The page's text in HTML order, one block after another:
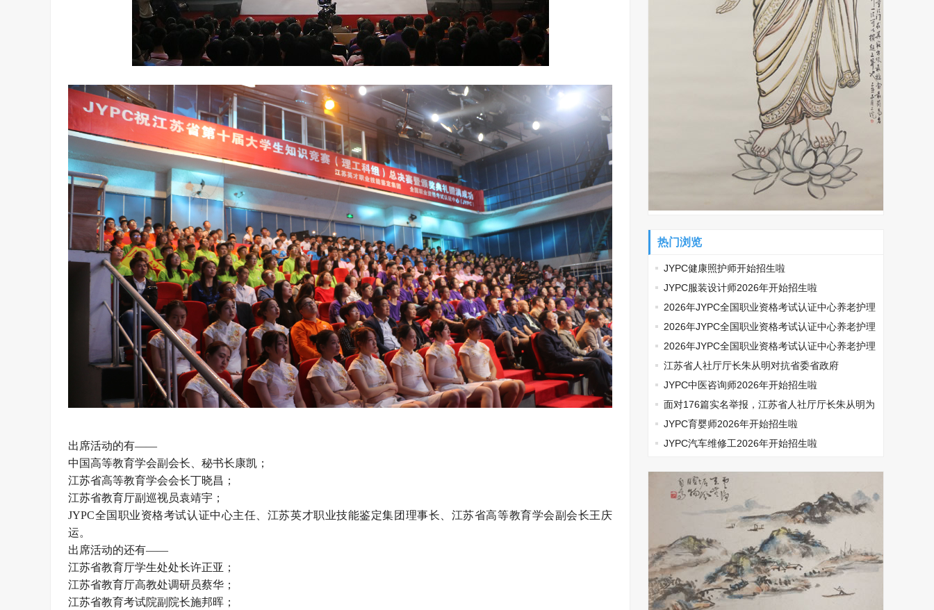
出席活动的有——
中国高等教育学会副会长、秘书长康凯；
江苏省高等教育学会会长丁晓昌；
江苏省教育厅副巡视员袁靖宇；
JYPC全国职业资格考试认证中心主任、江苏英才职业技能鉴定集团理事长、江苏省高等教育学会副会长王庆
运。
出席活动的还有——
江苏省教育厅学生处处长许正亚；
江苏省教育厅高教处调研员蔡华；
江苏省教育考试院副院长施邦晖；
热门浏览
JYPC健康照护师开始招生啦
JYPC服装设计师2026年开始招生啦
2026年JYPC全国职业资格考试认证中心养老护理
师开始报名啦
2026年JYPC全国职业资格考试认证中心养老护理
师开始报名啦
2026年JYPC全国职业资格考试认证中心养老护理
师开始报名啦
江苏省人社厅厅长朱从明对抗省委省政府
JYPC中医咨询师2026年开始招生啦
面对176篇实名举报，江苏省人社厅厅长朱从明为
何选择沉默
JYPC育婴师2026年开始招生啦
JYPC汽车维修工2026年开始招生啦